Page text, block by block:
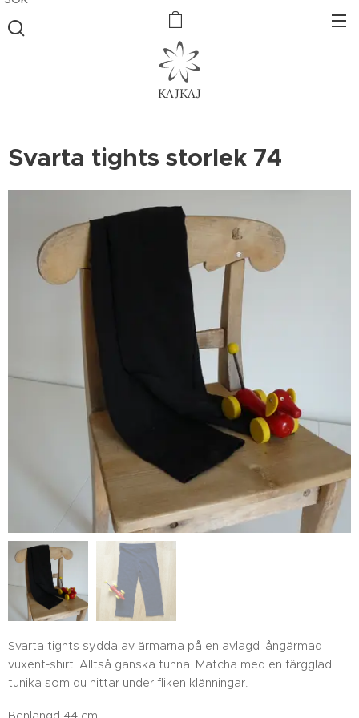
KAJKAJ
Svarta tights storlek 74
Svarta tights sydda av ärmarna på en avlagd långärmad
vuxent-shirt. Alltså ganska tunna. Matcha med en färgglad
tunika som du hittar under fliken klänningar.